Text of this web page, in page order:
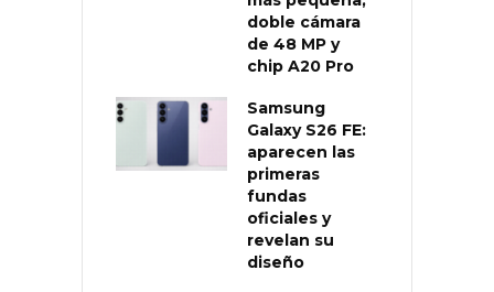
doble cámara
de 48 MP y
chip A20 Pro
Samsung
Galaxy S26 FE:
aparecen las
primeras
fundas
oficiales y
revelan su
diseño